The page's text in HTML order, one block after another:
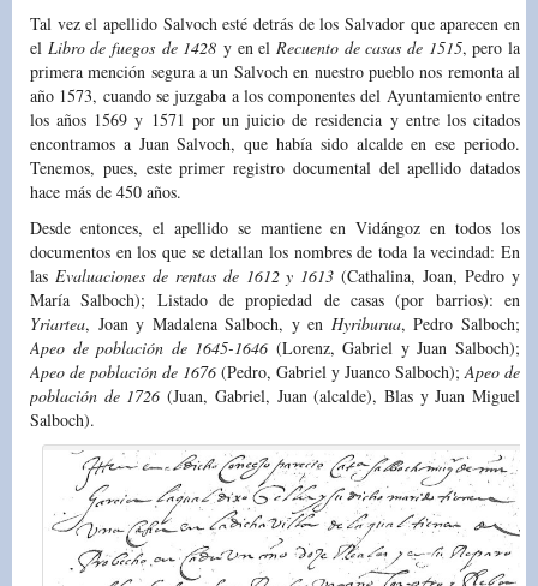
Tal vez el apellido Salvoch esté detrás de los Salvador que aparecen en
el Libro de fuegos de 1428 y en elRecuento de casas de 1515, pero la
primera mención segura a un Salvoch en nuestro pueblo nos remonta al
año 1573, cuando se juzgaba a los componentes del Ayuntamiento entre
los años 1569 y 1571 por un juicio de residencia y entre los citados
encontramos a Juan Salvoch, que había sido alcalde en ese periodo.
Tenemos, pues, este primer registro documental del apellido datados
hace más de 450 años.
Desde entonces, el apellido se mantiene en Vidángoz en todos los
documentos en los que se detallan los nombres de toda la vecindad: En
las Evaluaciones de rentas de 1612 y 1613 (Cathalina, Joan, Pedro y
María Salboch); Listado de propiedad de casas (por barrios): en
Yriartea, Joan y Madalena Salboch, y en Hyriburua, Pedro Salboch;
Apeo de población de 1645-1646 (Lorenz, Gabriel y Juan Salboch);
Apeo de población de 1676 (Pedro, Gabriel y Juanco Salboch);Apeo de
población de 1726 (Juan, Gabriel, Juan (alcalde), Blas y Juan Miguel
Salboch).